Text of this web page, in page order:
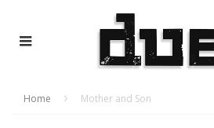
Home Mother and Son